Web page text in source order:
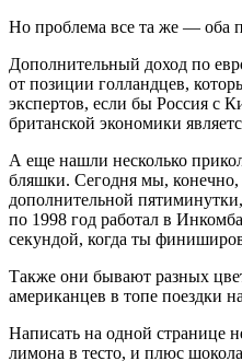
Но проблема все та же — оба
Дополнительный доход по
от позиции голландцев,
экспертов, если бы Россия с
британской экономики
А еще нашли несколько
бляшки. Сегодня мы, конечно,
дополнительной
по 1998 год работал в
секундой, когда ты
Также они бывают разных
американцев в топе поездки
Написать на одной странице
лимона в тесто, и плюс